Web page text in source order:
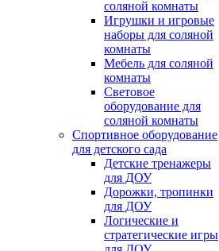
соляной комнаты
Игрушки и игровые
наборы для соляной
комнаты
Мебель для соляной
комнаты
Световое
оборудование для
соляной комнаты
Спортивное оборудование
для детского сада
Детские тренажеры
для ДОУ
Дорожки, тропинки
для ДОУ
Логические и
стратегические игры